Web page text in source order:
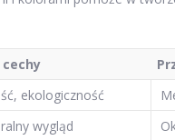
ekologiczność
wygląd